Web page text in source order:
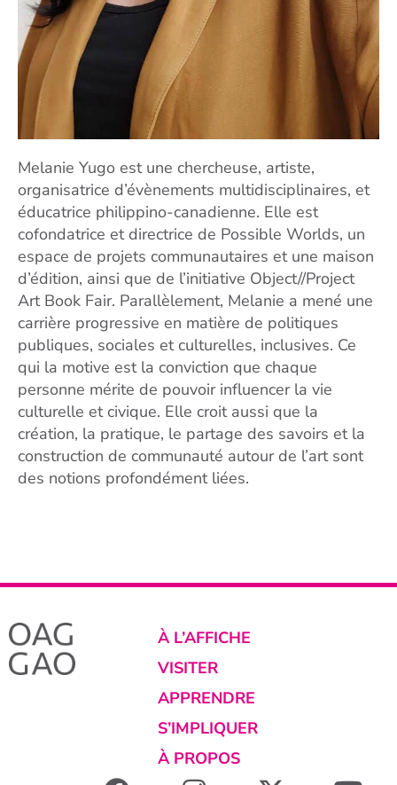
Melanie Yugo est une chercheuse, artiste,
organisatrice d’évènements multidisciplinaires, et
éducatrice philippino-canadienne. Elle est
cofondatrice et directrice de Possible Worlds, un
espace de projets communautaires et une maison
d’édition, ainsi que de l’initiative Object//Project
Art Book Fair. Parallèlement, Melanie a mené une
carrière progressive en matière de politiques
publiques, sociales et culturelles, inclusives. Ce
qui la motive est la conviction que chaque
personne mérite de pouvoir influencer la vie
culturelle et civique. Elle croit aussi que la
création, la pratique, le partage des savoirs et la
construction de communauté autour de l’art sont
des notions profondément liées.
À L’AFFICHE
VISITER
APPRENDRE
S’IMPLIQUER
À PROPOS